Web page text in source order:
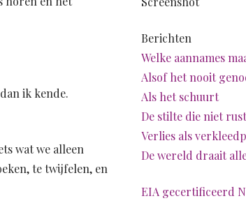
ik kende.
wat we alleen
te twijfelen, en
Berichten
Welke aannames
Alsof het nooit
Als het schuurt
De stilte die niet
Verlies als
De wereld draait
EIA gecertificeerd